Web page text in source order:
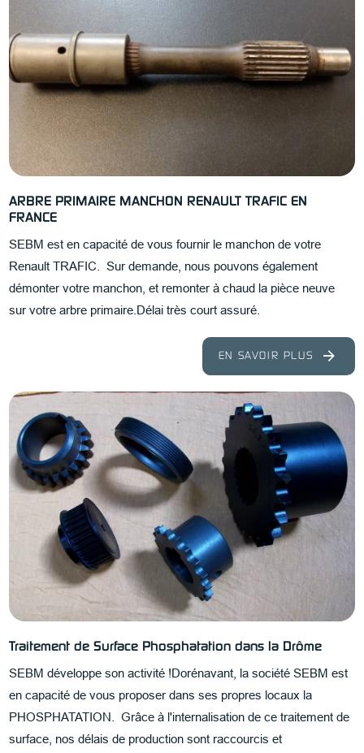
ARBRE PRIMAIRE MANCHON RENAULT TRAFIC EN
FRANCE
SEBM est en capacité de vous fournir le manchon de votre
Renault TRAFIC. Sur demande, nous pouvons également
démonter votre manchon, et remonter à chaud la pièce neuve
sur votre arbre primaire.Délai très court assuré.
EN SAVOIR PLUS
Traitement de Surface Phosphatation dans la Drôme
SEBM développe son activité !Dorénavant, la société SEBM est
en capacité de vous proposer dans ses propres locaux la
PHOSPHATATION. Grâce à l'internalisation de ce traitement de
surface, nos délais de production sont raccourcis et